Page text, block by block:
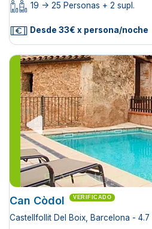
19 -> 25 Personas + 2 supl.
Desde 33€ x persona/noche
Can Còdol VERIFICADO
Castellfollit Del Boix, Barcelona - 4.7